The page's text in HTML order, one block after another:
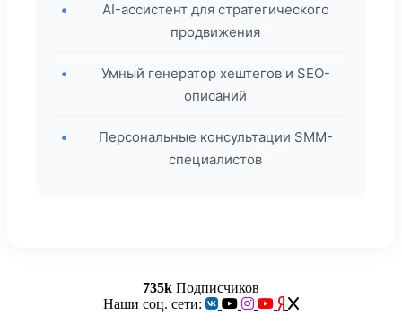
•
AI-ассистент для стратегического
продвижения
•
Умный генератор хештегов и SEO-
описаний
•
Персональные консультации SMM-
специалистов
735k Подписчиков
Наши соц. сети: